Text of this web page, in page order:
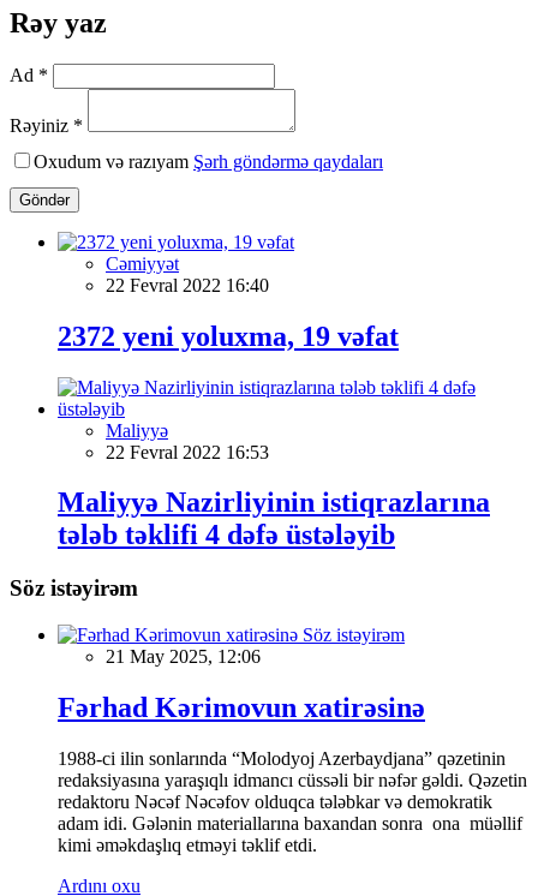
Rəy yaz
Ad *
Rəyiniz *
Oxudum və razıyam Şərh göndərmə qaydaları
Göndər
Cəmiyyət
22 Fevral 2022 16:40
2372 yeni yoluxma, 19 vəfat
Maliyyə
22 Fevral 2022 16:53
Maliyyə Nazirliyinin istiqrazlarına
tələb təklifi 4 dəfə üstələyib
Söz istəyirəm
Söz istəyirəm
21 May 2025, 12:06
Fərhad Kərimovun xatirəsinə
1988-ci ilin sonlarında “Molodyoj Azerbaydjana” qəzetinin
redaksiyasına yaraşıqlı idmancı cüssəli bir nəfər gəldi. Qəzetin
redaktoru Nəcəf Nəcəfov olduqca tələbkar və demokratik
adam idi. Gələnin materiallarına baxandan sonra ona müəllif
kimi əməkdaşlıq etməyi təklif etdi.
Ardını oxu